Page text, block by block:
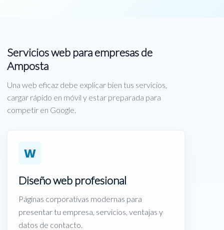
Servicios web para empresas de
Amposta
Una web eficaz debe explicar bien tus servicios,
cargar rápido en móvil y estar preparada para
competir en Google.
W
Diseño web profesional
Páginas corporativas modernas para
presentar tu empresa, servicios, ventajas y
datos de contacto.